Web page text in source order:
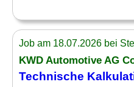
Job am 18.07.2026 bei
KWD Automotive AG
Technische